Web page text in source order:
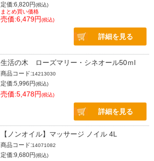
定価:6,820円(税込)
まとめ買い価格
売価:6,479円(税込)
詳細を見る
生活の木 ローズマリー・シネオール50ｍl
商品コード:14213030
定価:5,996円(税込)
売価:5,478円(税込)
詳細を見る
【ノンオイル】マッサージ ノイル 4L
商品コード:14071082
定価:9,680円(税込)